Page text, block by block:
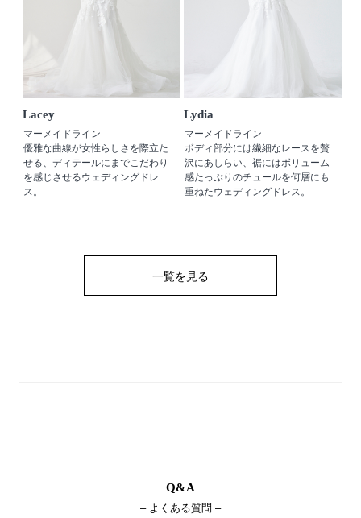
Lacey
マーメイドライン
優雅な曲線が女性らしさを際立た
せる、ディテールにまでこだわり
を感じさせるウェディングドレ
ス。
Lydia
マーメイドライン
ボディ部分には繊細なレースを贅
沢にあしらい、裾にはボリューム
感たっぷりのチュールを何層にも
重ねたウェディングドレス。
一覧を見る
Q&A
– よくある質問 –